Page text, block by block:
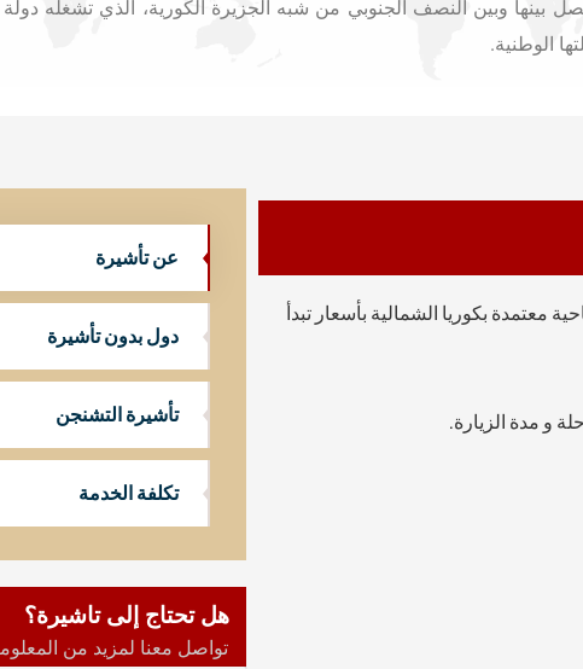
وبين النصف الجنوبي من شبه الجزيرة الكورية، الذي تشغله دولة
الوطنية.
بكوريا الشمالية بأسعار تبدأ
و مدة الزيارة.
عن تأشيرة
دول بدون تأشيرة
تأشيرة التشنجن
تكلفة الخدمة
هل تحتاج إلى تاشيرة؟
تواصل معنا لمزيد من